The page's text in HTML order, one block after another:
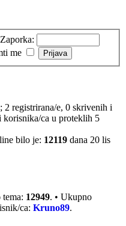
Zaporka:
me
2 registrirana/e, 0 skrivenih i
korisnika/ca u proteklih 5
bilo je: 12119 dana 20 lis
12949. • Ukupno
ca: Kruno89.